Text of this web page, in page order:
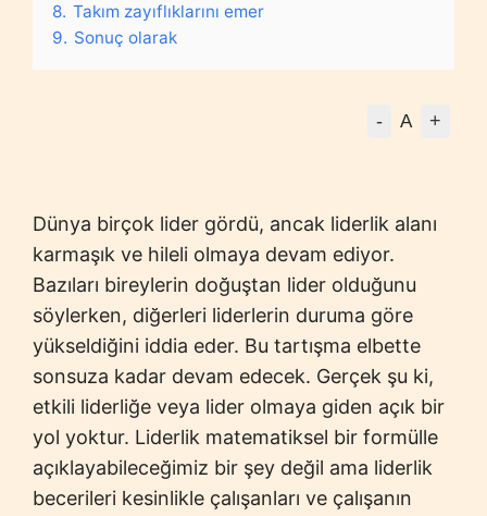
8. Takım zayıflıklarını emer
9. Sonuç olarak
- A +
Dünya birçok lider gördü, ancak liderlik alanı
karmaşık ve hileli olmaya devam ediyor.
Bazıları bireylerin doğuştan lider olduğunu
söylerken, diğerleri liderlerin duruma göre
yükseldiğini iddia eder. Bu tartışma elbette
sonsuza kadar devam edecek. Gerçek şu ki,
etkili liderliğe veya lider olmaya giden açık bir
yol yoktur. Liderlik matematiksel bir formülle
açıklayabileceğimiz bir şey değil ama liderlik
becerileri kesinlikle çalışanları ve çalışanın